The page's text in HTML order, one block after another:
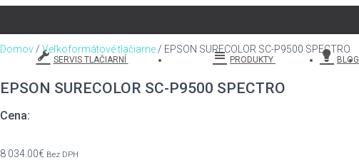
SERVIS TLAČIARNÍ PRODUKTY BLOG
Domov / Veľkoformátové tlačiarne / EPSON SURECOLOR SC-P9500 SPECTRO
EPSON SURECOLOR SC-P9500 SPECTRO
Cena:
8 034.00€ Bez DPH